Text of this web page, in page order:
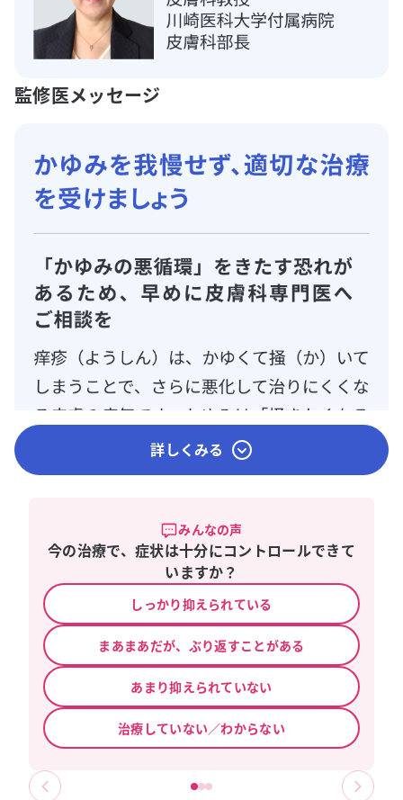
監修医メッセージ
詳しくみる
みんなの声
今の治療で、症状は十分にコントロールできて
いますか？
しっかり抑えられている
まあまあだが、ぶり返すことがある
あまり抑えられていない
治療していない／わからない